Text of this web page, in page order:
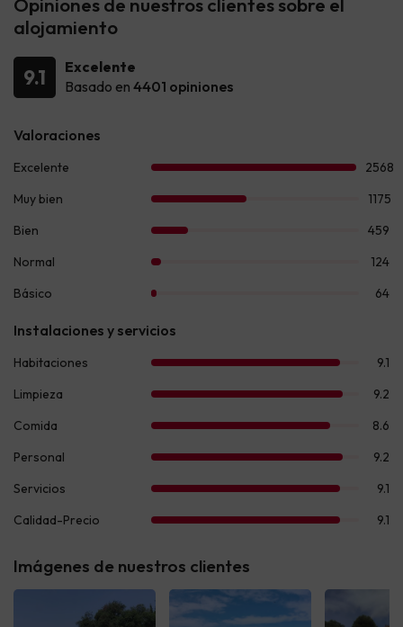
alojamiento
9.1
Excelente
Basado en 4401 opiniones
Imágenes de nuestros clientes